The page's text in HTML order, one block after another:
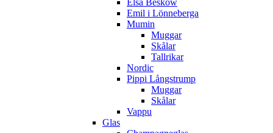
Elsa Beskow
Emil i Lönneberga
Mumin
Muggar
Skålar
Tallrikar
Nordic
Pippi Långstrump
Muggar
Skålar
Vappu
Glas